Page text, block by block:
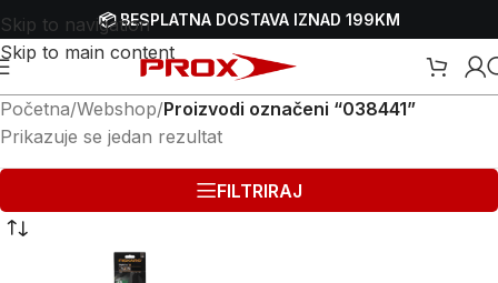
Skip to navigation
Skip to main content
📦 BESPLATNA DOSTAVA IZNAD 199KM
Početna/Webshop/Proizvodi označeni “038441”
Prikazuje se jedan rezultat
FILTRIRAJ